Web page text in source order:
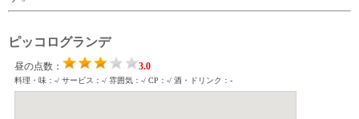
ピッコログランデ